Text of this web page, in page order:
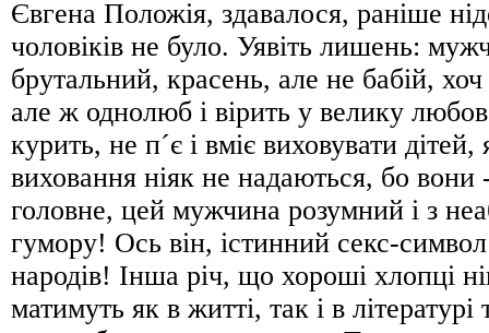
Євгена Положія, здавалося, раніше
чоловіків не було. Уявіть лишень:
брутальний, красень, але не бабій,
але ж однолюб і вірить у велику
курить, не п´є і вміє виховувати дітей,
виховання ніяк не надаються, бо вони
головне, цей мужчина розумний і з
гумору! Ось він, істинний секс-символ
народів! Інша річ, що хороші хлопці
матимуть як в житті, так і в літературі